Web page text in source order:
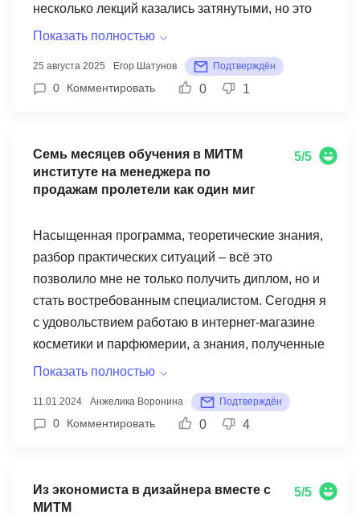
несколько лекций казались затянутыми, но это
не критично. В целом, могу сказать что обучение
не бояться сложных случаев.
Показать полностью
25 августа 2025 Егор Шатунов Подтверждён
0 Комментировать 0 1
Семь месяцев обучения в МИТМ
институте на менеджера по
продажам пролетели как один миг
5/5
Насыщенная программа, теоретические знания,
разбор практических ситуаций – всё это
позволило мне не только получить диплом, но и
стать востребованным специалистом. Сегодня я
с удовольствием работаю в интернет-магазине
косметики и парфюмерии, а знания, полученные
в МИТМ, ценятся как мной, так и моим
Показать полностью
11.01.2024 Анжелика Воронина Подтверждён
0 Комментировать 0 4
Из экономиста в дизайнера вместе с
МИТМ
5/5